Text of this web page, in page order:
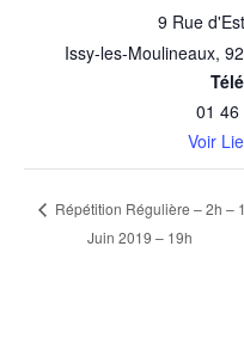
9 Rue
Issy-les-Moulineaux,
01 46
Voir
Répétition Régulière – 2h –
Juin 2019 – 19h